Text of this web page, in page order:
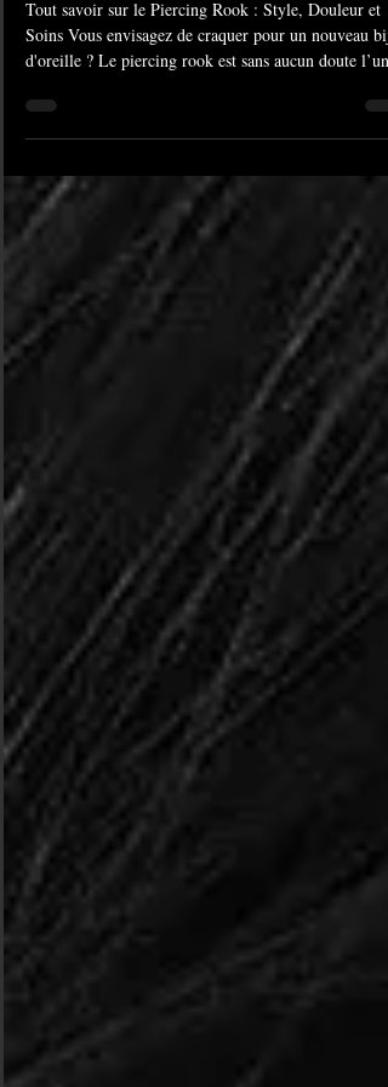
Tout savoir sur le Piercing Rook : Style, Douleur et
Soins Vous envisagez de craquer pour un nouveau
d'oreille ? Le piercing rook est sans aucun doute l’un
au-dessus du tragus, il offre un look unique et
sophistiqué. Chez American Body Art, nous vous
proposons de réaliser votre piercing rook pour
seulement 45€, avec l'expertise de nos perceurs
professionnels.